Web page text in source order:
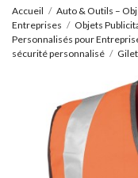
Accueil
Auto & Outils –
Entreprises
Objets
Personnalisés pour
sécurité personnalisé